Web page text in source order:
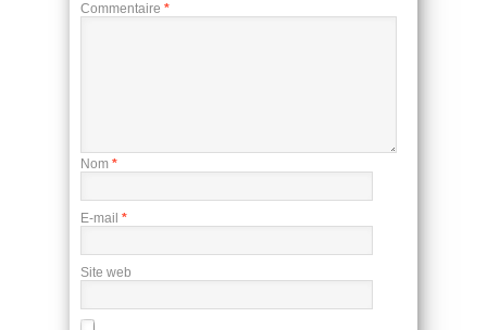
Commentaire *
Nom *
E-mail *
Site web